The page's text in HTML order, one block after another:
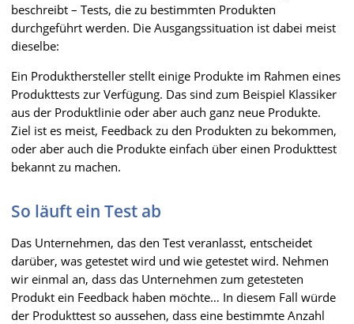
beschreibt – Tests, die zu bestimmten Produkten
durchgeführt werden. Die Ausgangssituation ist dabei meist
dieselbe:
Ein Produkthersteller stellt einige Produkte im Rahmen eines
Produkttests zur Verfügung. Das sind zum Beispiel Klassiker
aus der Produktlinie oder aber auch ganz neue Produkte.
Ziel ist es meist, Feedback zu den Produkten zu bekommen,
oder aber auch die Produkte einfach über einen Produkttest
bekannt zu machen.
So läuft ein Test ab
Das Unternehmen, das den Test veranlasst, entscheidet
darüber, was getestet wird und wie getestet wird. Nehmen
wir einmal an, dass das Unternehmen zum getesteten
Produkt ein Feedback haben möchte… In diesem Fall würde
der Produkttest so aussehen, dass eine bestimmte Anzahl